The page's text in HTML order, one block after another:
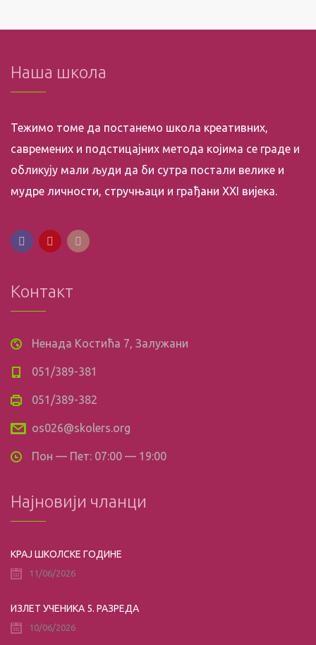
Наша школа
Тежимо томе да постанемо школа креативних,
савремених и подстицајних метода којима се граде и
обликују мали људи да би сутра постали велике и
мудре личности, стручњаци и грађани XXI вијека.
Контакт
Ненада Костића 7, Залужани
051/389-381
051/389-382
os026@skolers.org
Пон — Пет: 07:00 — 19:00
Најновији чланци
КРАЈ ШКОЛСКЕ ГОДИНЕ
11/06/2026
ИЗЛЕТ УЧЕНИКА 5. РАЗРЕДА
10/06/2026